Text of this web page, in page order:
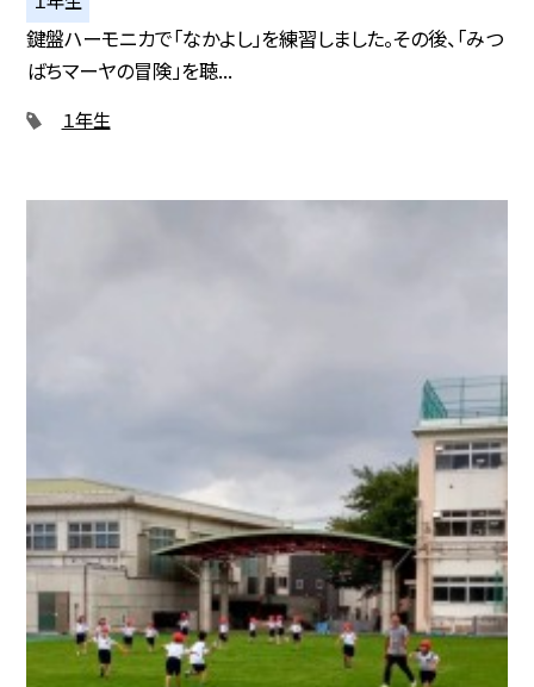
鍵盤ハーモニカで「なかよし」を練習しました。その後、「みつ
ばちマーヤの冒険」を聴...
１年生